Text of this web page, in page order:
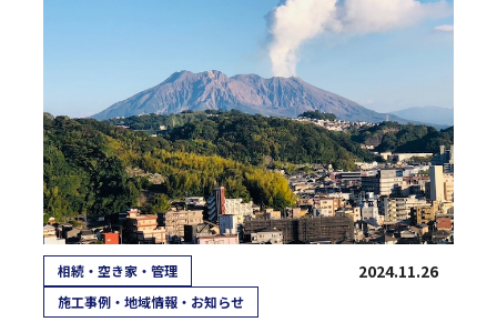
相続・空き家・管理
施工事例・地域情報・お知らせ
2024.11.26